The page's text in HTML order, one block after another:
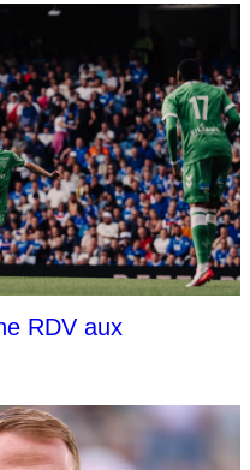
RDV aux